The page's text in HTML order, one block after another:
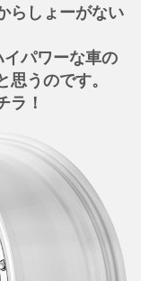
らしょーがない
パワーな車の
うのです。
ラ！